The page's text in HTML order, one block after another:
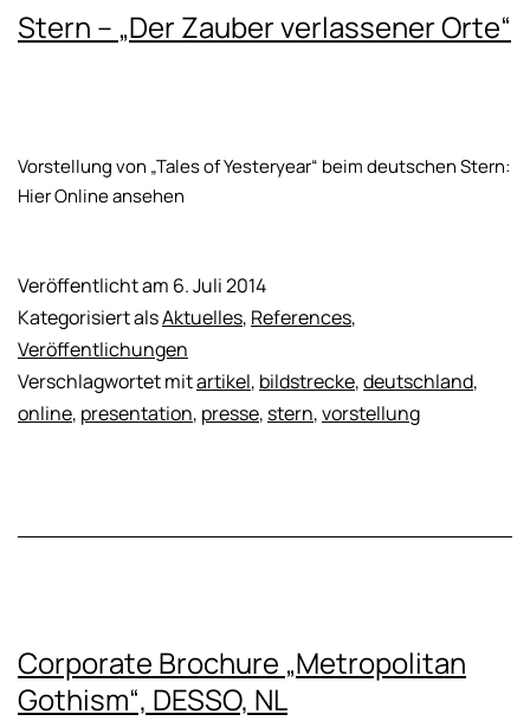
Stern – „Der Zauber verlassener Orte“
Vorstellung von „Tales of Yesteryear“ beim deutschen Stern:
Hier Online ansehen
Veröffentlicht am 6. Juli 2014
Kategorisiert alsAktuelles, References,
Veröffentlichungen
Verschlagwortet mitartikel, bildstrecke,deutschland,
online, presentation, presse, stern,vorstellung
Corporate Brochure „Metropolitan
Gothism“, DESSO, NL